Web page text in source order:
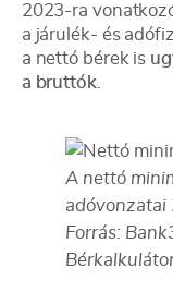
2023-ra
a járulék- és
a nettó bérek is
a bruttók.
A nettó
adóvonzatai
Forrás: